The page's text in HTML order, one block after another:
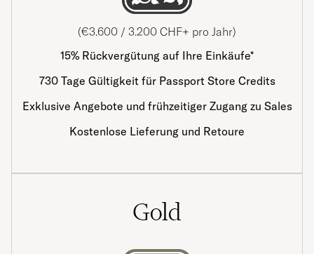
(€3.600 / 3.200 CHF+ pro Jahr)
15% Rückvergütung auf Ihre Einkäufe*
730 Tage Gültigkeit für Passport Store Credits
Exklusive Angebote und frühzeitiger Zugang zu Sales
Kostenlose Lieferung und Retoure
Gold